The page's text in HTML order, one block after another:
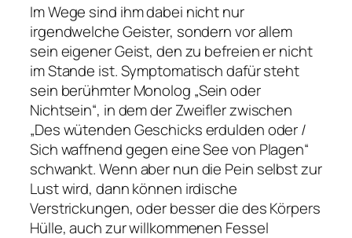
Im Wege sind ihm dabei nicht nur
irgendwelche Geister, sondern vor allem
sein eigener Geist, den zu befreien er nicht
im Stande ist. Symptomatisch dafür steht
sein berühmter Monolog „Sein oder
Nichtsein“, in dem der Zweifler zwischen
„Des wütenden Geschicks erdulden oder /
Sich waffnend gegen eine See von Plagen“
schwankt. Wenn aber nun die Pein selbst zur
Lust wird, dann können irdische
Verstrickungen, oder besser die des Körpers
Hülle, auch zur willkommenen Fessel